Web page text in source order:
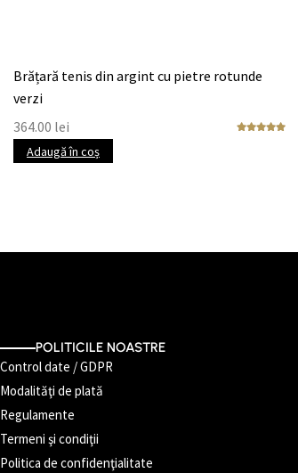
Brățară tenis din argint cu pietre rotunde
verzi
364.00 lei
Adaugă în coș
POLITICILE NOASTRE
Control date / GDPR
Modalităţi de plată
Regulamente
Termeni şi condiţii
Politica de confidenţialitate